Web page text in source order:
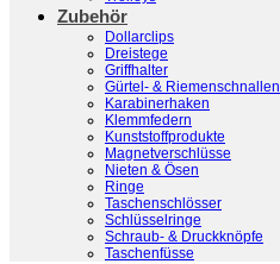
Zubehör
Dollarclips
Dreistege
Griffhalter
Gürtel- & Riemenschnallen
Karabinerhaken
Klemmfedern
Kunststoffprodukte
Magnetverschlüsse
Nieten & Ösen
Ringe
Taschenschlösser
Schlüsselringe
Schraub- & Druckknöpfe
Taschenfüsse